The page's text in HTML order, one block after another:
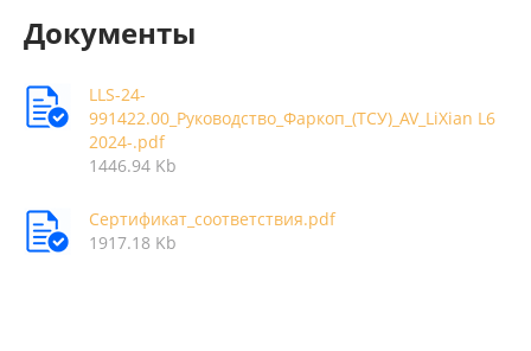
Документы
LLS-24-
991422.00_Руководство_Фаркоп_(ТСУ)_AV_LiXian L6
2024-.pdf
1446.94 Kb
Сертификат_соответствия.pdf
1917.18 Kb